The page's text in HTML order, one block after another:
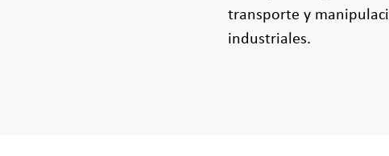
transporte y
industriales.